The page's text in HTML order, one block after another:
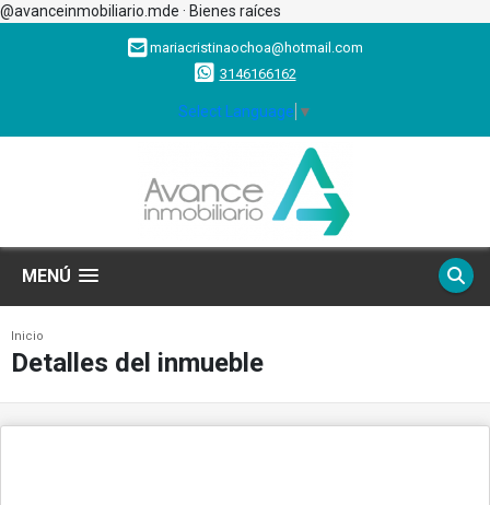
@avanceinmobiliario.mde · Bienes raíces
mariacristinaochoa@hotmail.com
3146166162
Select Language ▼
MENÚ
Inicio
Detalles del inmueble